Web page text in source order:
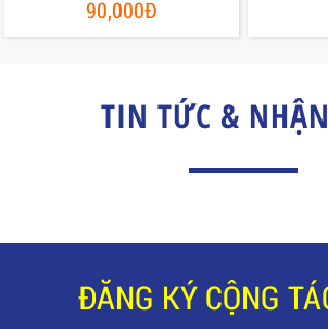
90,000Đ
TIN TỨC &
ĐĂNG KÝ CỘNG